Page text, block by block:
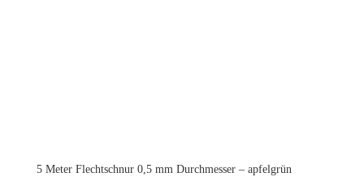
5 Meter Flechtschnur 0,5 mm Durchmesser – apfelgrün